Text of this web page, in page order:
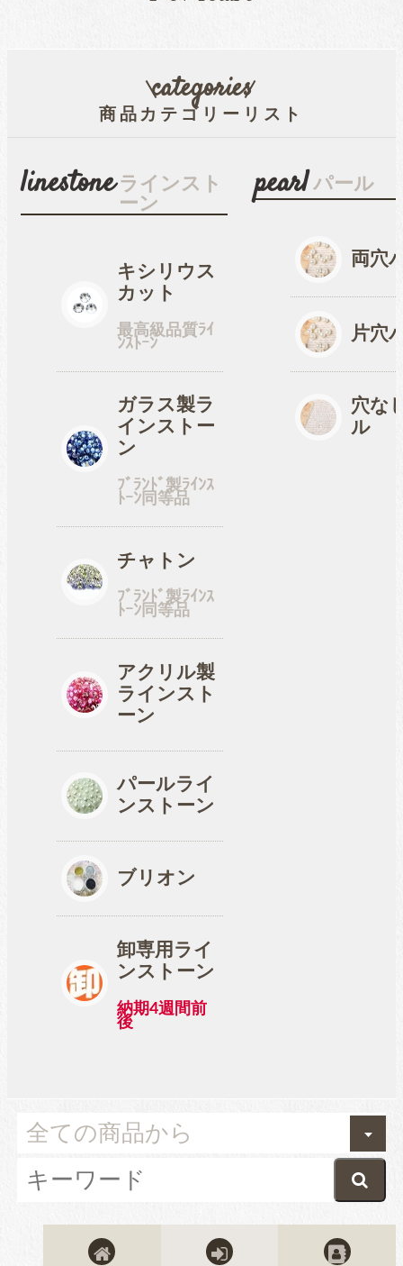
categories
商品カテゴリーリスト
linestone ラインスト
ーン
キシリウス
カット
最高級品質ﾗｲ
ﾝｽﾄｰﾝ
ガラス製ラ
インストー
ン
ﾌﾞﾗﾝﾄﾞ製ﾗｲﾝｽ
ﾄｰﾝ同等品
チャトン
ﾌﾞﾗﾝﾄﾞ製ﾗｲﾝｽ
ﾄｰﾝ同等品
アクリル製
ラインスト
ーン
パールライ
ンストーン
ブリオン
卸専用ライ
ンストーン
納期4週間前
後
pearl パール
両穴
片穴
穴な
ル